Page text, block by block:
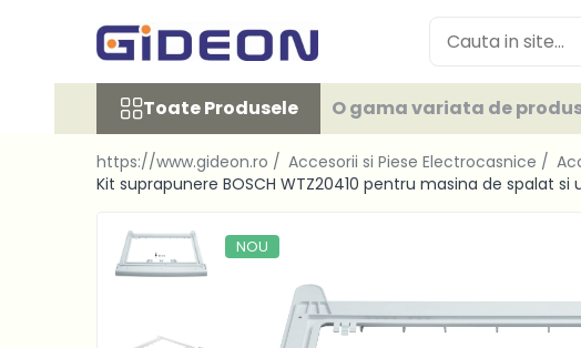
Electrocasnice
Electrocasnice mici
Roboti de bucatarie
Toate Produsele O gama variata de
https://www.gideon.ro / Accesorii si Piese Electrocasnice /
Kit suprapunere BOSCH WTZ20410 pentru masina de spalat si
NOU